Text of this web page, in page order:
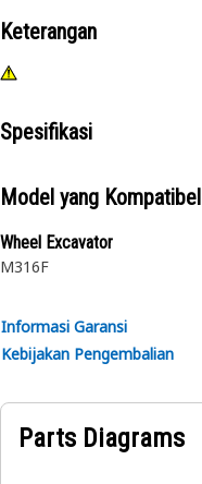
Keterangan
Spesifikasi
Model yang Kompatibel
Wheel Excavator
M316F
Informasi Garansi
Kebijakan Pengembalian
Parts Diagrams